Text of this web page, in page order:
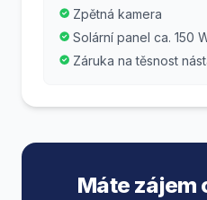
Zpětná kamera
Solární panel ca. 150
Záruka na těsnost
Máte zájem